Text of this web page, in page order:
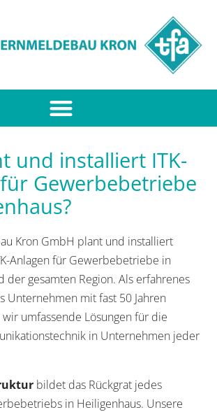
und installiert ITK-
Gewerbebetriebe
Kron GmbH plant und installiert
Anlagen für Gewerbebetriebe in
der gesamten Region. Als erfahrenes
Unternehmen mit fast 50 Jahren
umfassende Lösungen für die
in Unternehmen jeder
bildet das Rückgrat jedes
in Heiligenhaus. Unsere